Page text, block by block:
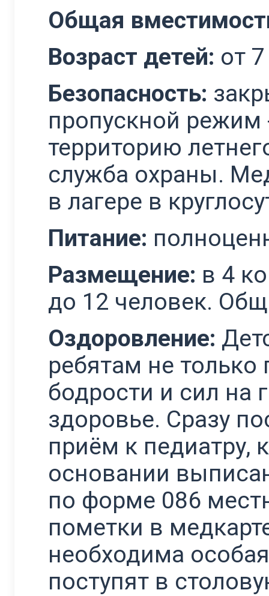
Общая
Возраст детей: от
Безопасность:
пропускной
территорию
служба охраны.
в лагере в
Питание:
Размещение: в 4
до 12 человек.
Оздоровление:
ребятам не
бодрости и сил на
здоровье. Сразу
приём к педиатру,
основании
по форме 086
пометки в
необходима
поступят в